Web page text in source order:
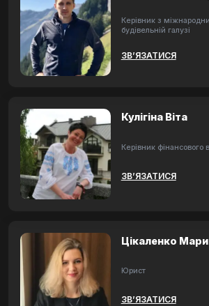
Керівник з
будівельній галузі
ЗВ’ЯЗАТИСЯ
Кулігіна Віта
Керівник фінансового
ЗВ’ЯЗАТИСЯ
Цікаленко
Юрист
ЗВ’ЯЗАТИСЯ